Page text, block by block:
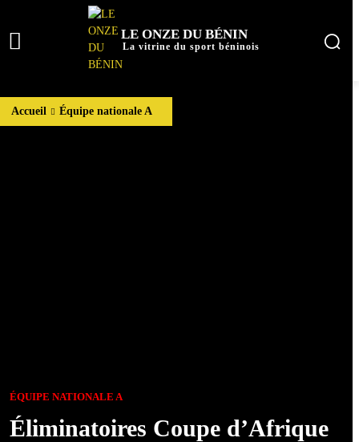
LE ONZE DU BÉNIN
La vitrine du sport béninois
Accueil Équipe nationale A
ÉQUIPE NATIONALE A
Éliminatoires Coupe d’Afrique